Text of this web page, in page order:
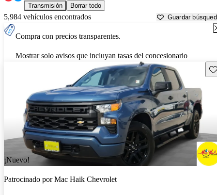
Transmisión Borrar todo
5,984 vehículos encontrados Guardar
Compra con precios transparentes.
Mostrar solo avisos que incluyan tasas del concesionario
¡Nuevo!
Patrocinado porMac Haik Chevrolet